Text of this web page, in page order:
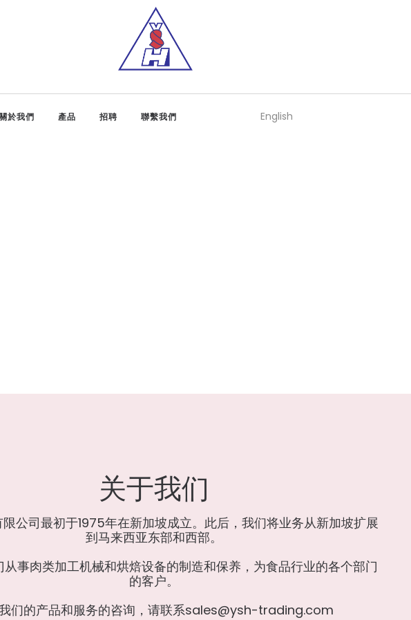
於我們 產品 招聘 聯繫我們 English
关于我们
限公司最初于1975年在新加坡成立。 此后 ， 我们将业务从新加坡扩展
到马来西亚东部和西部。
从事肉类加工机械和烘焙设备的制造和保养 ， 为食品行业的各个部门
的客户。
们的产品和服务的咨询 ， 请联系sales@ysh-trading.com